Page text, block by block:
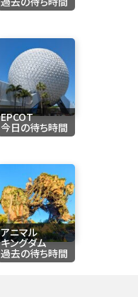
EPCOT
今日の待ち時間
アニマル
キングダム
過去の待ち時間